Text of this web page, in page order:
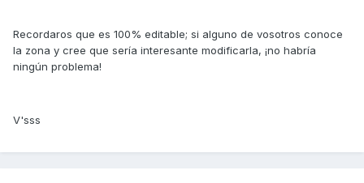
Recordaros que es 100% editable; si alguno de vosotros conoce
la zona y cree que sería interesante modificarla, ¡no habría
ningún problema!
V'sss